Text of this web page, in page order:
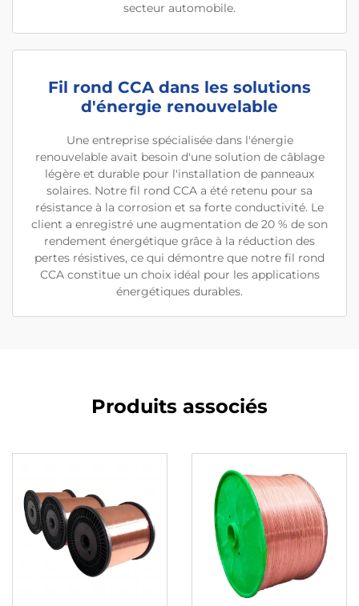
secteur automobile.
Fil rond CCA dans les solutions
d'énergie renouvelable
Une entreprise spécialisée dans l'énergie
renouvelable avait besoin d'une solution de câblage
légère et durable pour l'installation de panneaux
solaires. Notre fil rond CCA a été retenu pour sa
résistance à la corrosion et sa forte conductivité. Le
client a enregistré une augmentation de 20 % de son
rendement énergétique grâce à la réduction des
pertes résistives, ce qui démontre que notre fil rond
CCA constitue un choix idéal pour les applications
énergétiques durables.
Produits associés